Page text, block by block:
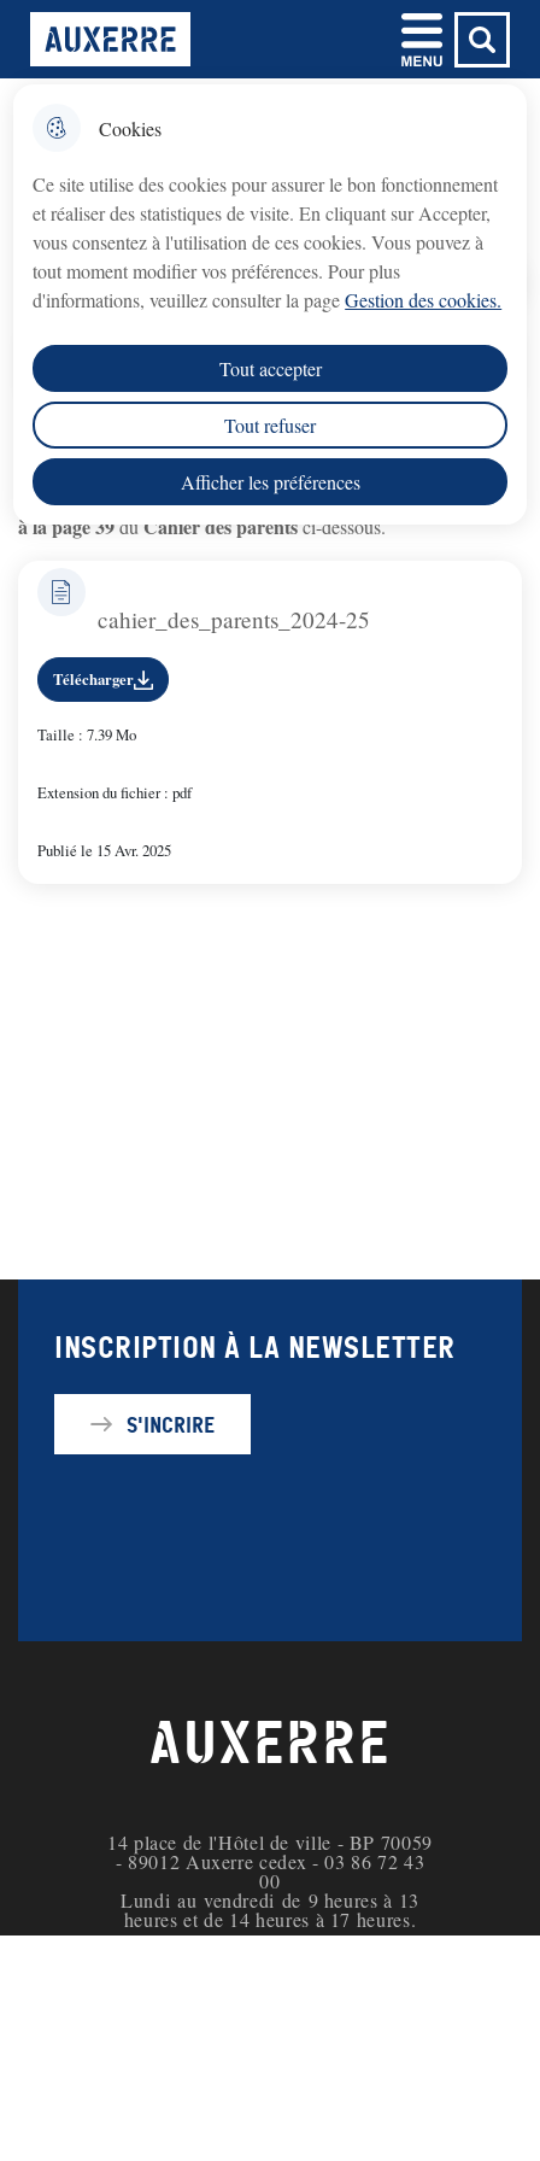
Cookies
Ce site utilise des cookies pour assurer le bon fonctionnement
et réaliser des statistiques de visite. En cliquant sur Accepter,
vous consentez à l'utilisation de ces cookies. Vous pouvez à
tout moment modifier vos préférences. Pour plus
d'informations, veuillez consulter la pageGestion des cookies.
Afficher les préférences
Tout accepter
Tout refuser
Aller
au
menu
Aller à la
recherche
Consulter le
plan du site
𝗙𝗲𝗿𝗺𝗲𝘁𝘂𝗿𝗲 𝘁𝗲𝗺𝗽𝗼𝗿𝗮𝗶𝗿𝗲 𝗱𝘂
𝗯𝘂𝗿𝗲𝗮𝘂 𝗱𝘂 𝗖𝗿𝗲́𝗱𝗶𝘁
𝗠𝘂𝗻𝗶𝗰𝗶𝗽𝗮𝗹 (𝗽𝗿𝗲̂𝘁 𝘀𝘂𝗿 𝗴𝗮𝗴𝗲)
Le bureau duCrédit Municipal (prêt sur gage)
serafermé du lundi 3 août au lundi 31 août 2026
inclus.
Le servicerouvrira le lundi 7 septembre 2026, aux
Nous vous remercions de votre compréhension.
Ville d'Auxerre Menu principal
Menu
loisirs
Accueil
Horaires/adresses des centres loisirs
Les horaires des centres de loisirs sont consultables de la
page 36
à la page 39du Cahier des parentsci-dessous.
cahier_des_parents_2024-25
Télécharger
Taille : 7.39 Mo
Extension du fichier : pdf
Publié le 15 Avr. 2025
Inscription à la newsletter
S'incrire
AUXERRE
14 place de l'Hôtel de ville - BP 70059
- 89012 Auxerre cedex - 03 86 72 43
00
Lundi au vendredi de 9 heures à 13
heures et de 14 heures à 17 heures.